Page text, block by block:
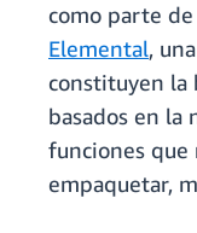
como parte
Elemental,
constituyen la
basados en la
funciones que
empaquetar,